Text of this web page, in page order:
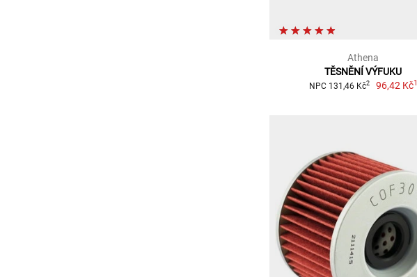
Athena
TĚSNĚNÍ VÝFUKU
NPC 131,46 Kč2 96,42 Kč1